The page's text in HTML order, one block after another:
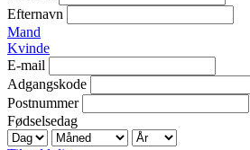
Efternavn
Mand
Kvinde
E-mail
Adgangskode
Postnummer
Fødselsedag